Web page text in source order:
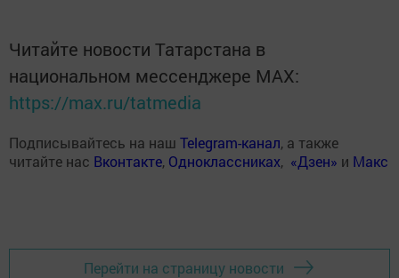
Читайте новости Татарстана в
национальном мессенджере MАХ:
https://max.ru/tatmedia
Подписывайтесь на наш Telegram-канал, а также
читайте нас Вконтакте, Одноклассниках, «Дзен» и Макс
Перейти на страницу новости